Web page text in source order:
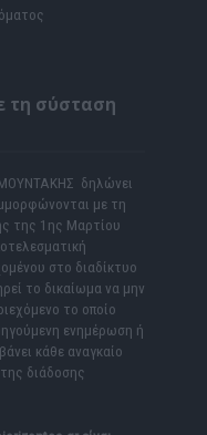
τη σύσταση
δηλώνει
με τη
της 1ης Μαρτίου
στο διαδίκτυο
το δικαίωμα να μην
το οποίο
ενημέρωση ή
κάθε αναγκαίο
διάδοσης